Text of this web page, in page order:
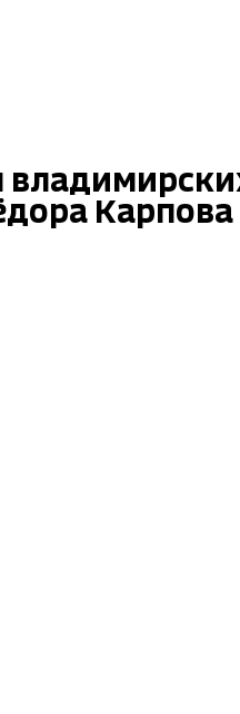
Карпова